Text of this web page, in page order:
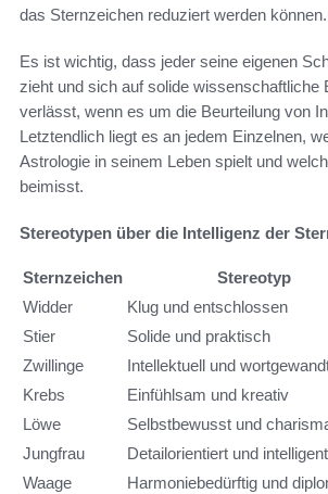
das Sternzeichen reduziert werden können.
Es ist wichtig, dass jeder seine eigenen
zieht und sich auf solide wissenschaftliche
verlässt, wenn es um die Beurteilung von
Letztendlich liegt es an jedem Einzelnen,
Astrologie in seinem Leben spielt und
beimisst.
Stereotypen über die Intelligenz der
Sternzeichen
Stereotyp
Widder
Klug und entschlossen
Stier
Solide und praktisch
Zwillinge
Intellektuell und
Krebs
Einfühlsam und kreativ
Löwe
Selbstbewusst und
Jungfrau
Detailorientiert und intelligent
Waage
Harmoniebedürftig und